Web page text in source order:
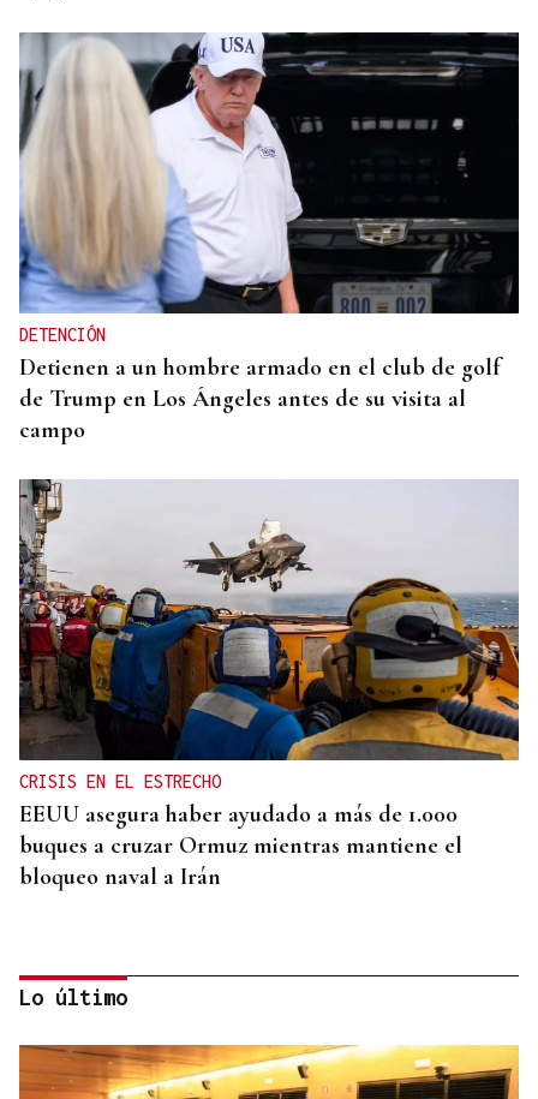
DETENCIÓN
Detienen a un hombre armado en el club de golf
de Trump en Los Ángeles antes de su visita al
campo
CRISIS EN EL ESTRECHO
EEUU asegura haber ayudado a más de 1.000
buques a cruzar Ormuz mientras mantiene el
bloqueo naval a Irán
Lo último